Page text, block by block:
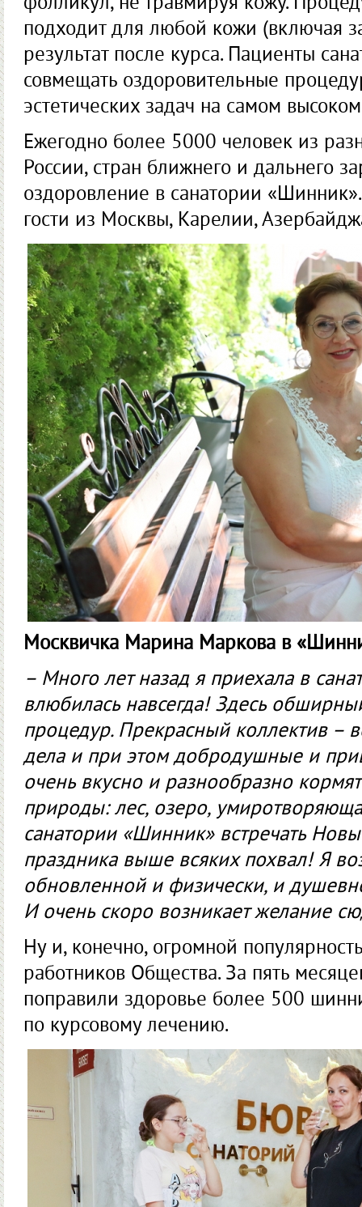
подходит для любой кожи (включая
результат после курса. Пациенты
совмещать оздоровительные
эстетических задач на самом
Ежегодно более 5000 человек из
России, стран ближнего и дальнего
оздоровление в санатории
гости из Москвы, Карелии,
Москвичка Марина Маркова в
– Много лет назад я приехала в
влюбилась навсегда! Здесь
процедур. Прекрасный коллектив –
дела и при этом добродушные и
очень вкусно и разнообразно
природы: лес, озеро,
санатории «Шинник» встречать
праздника выше всяких похвал! Я
обновленной и физически, и
И очень скоро возникает желание
Ну и, конечно, огромной
работников Общества. За пять
поправили здоровье более 500
по курсовому лечению.